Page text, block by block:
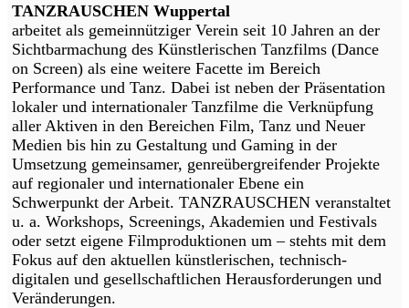
TANZRAUSCHEN Wuppertal
arbeitet als gemeinnütziger Verein seit 10 Jahren an der
Sichtbarmachung des Künstlerischen Tanzfilms (Dance
on Screen) als eine weitere Facette im Bereich
Performance und Tanz. Dabei ist neben der Präsentation
lokaler und internationaler Tanzfilme die Verknüpfung
aller Aktiven in den Bereichen Film, Tanz und Neuer
Medien bis hin zu Gestaltung und Gaming in der
Umsetzung gemeinsamer, genreübergreifender Projekte
auf regionaler und internationaler Ebene ein
Schwerpunkt der Arbeit. TANZRAUSCHEN veranstaltet
u. a. Workshops, Screenings, Akademien und Festivals
oder setzt eigene Filmproduktionen um – stehts mit dem
Fokus auf den aktuellen künstlerischen, technisch-
digitalen und gesellschaftlichen Herausforderungen und
Veränderungen.